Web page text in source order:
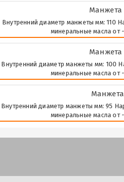
Манжета
Внутренний диаметр манжеты мм: 110
минеральные масла от
Манжета
Внутренний диаметр манжеты мм: 100
минеральные масла от
Манжета
Внутренний диаметр манжеты мм: 95
минеральные масла от